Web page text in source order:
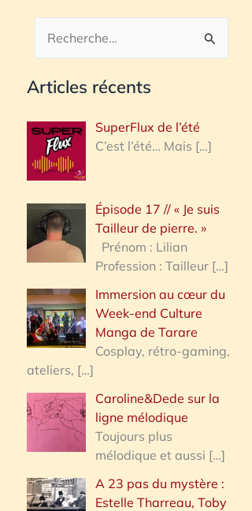
c
h
r
h
e
:
Articles récents
SuperFlux de l’été
C’est l’été… Mais […]
Épisode 17 // « Je suis
Tailleur de pierre. »
Prénom : Lilian
Profession : Tailleur […]
Immersion au cœur du
Week-end Culture
Manga de Tarare
Cosplay, rétro-gaming,
ateliers, […]
Caroline&Dede sur la
ligne mélodique
Toujours plus
mélodique et aussi […]
A 23 pas du mystère :
Estelle Tharreau, Toby